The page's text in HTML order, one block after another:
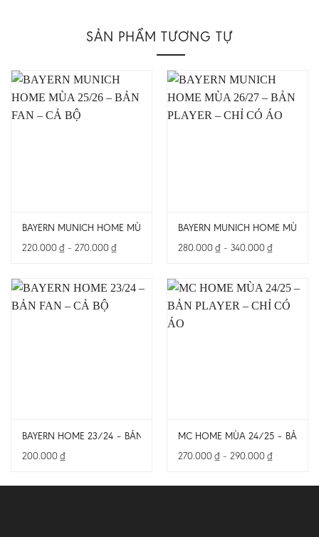
SẢN PHẨM TƯƠNG TỰ
BAYERN MUNICH HOME MÙA 25/26 – BẢN FAN – CẢ BỘ
220.000₫ – 270.000₫Khoảng
giá:
đến
270.000 ₫
BAYERN MUNICH HOME MÙA
280.000₫ – 340.000₫Khoảng
giá:
đến
340.000 ₫
BAYERN HOME 23/24 – BẢN FAN – CẢ BỘ
200.000₫
MC HOME MÙA 24/25 – BẢN
270.000₫ – 290.000₫Khoảng
giá:
270.000 ₫